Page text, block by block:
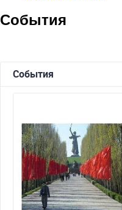
События